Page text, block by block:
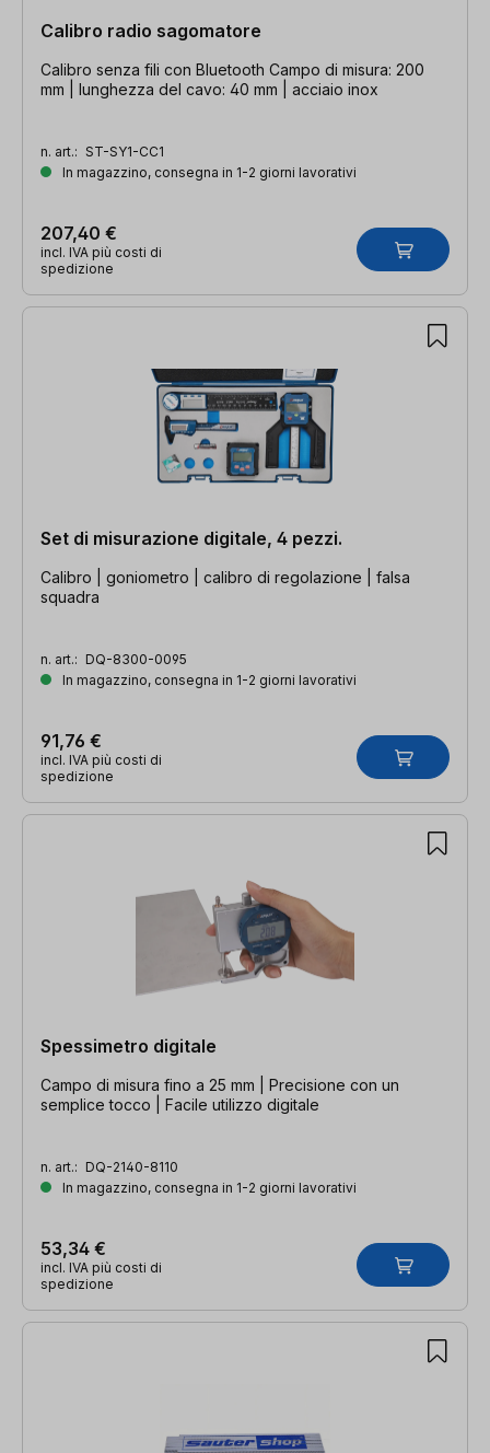
Calibro radio sagomatore
Calibro senza fili con Bluetooth Campo di misura: 200
mm | lunghezza del cavo: 40 mm | acciaio inox
n. art.: ST-SY1-CC1
In magazzino, consegna in 1-2 giorni lavorativi
207,40 €
incl. IVA più costi di
spedizione
Set di misurazione digitale, 4 pezzi.
Calibro | goniometro | calibro di regolazione | falsa
squadra
n. art.: DQ-8300-0095
In magazzino, consegna in 1-2 giorni lavorativi
91,76 €
incl. IVA più costi di
spedizione
Spessimetro digitale
Campo di misura fino a 25 mm | Precisione con un
semplice tocco | Facile utilizzo digitale
n. art.: DQ-2140-8110
In magazzino, consegna in 1-2 giorni lavorativi
53,34 €
incl. IVA più costi di
spedizione